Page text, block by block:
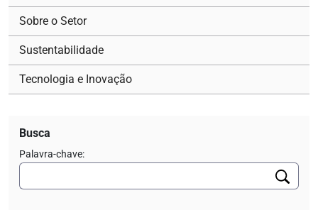
Sobre o Setor
Sustentabilidade
Tecnologia e Inovação
Busca
Palavra-chave: